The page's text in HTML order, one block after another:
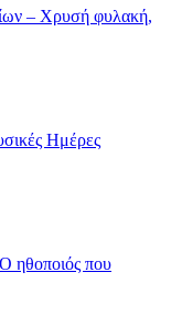
– Χρυσή φυλακή,
Ημέρες
ηθοποιός που